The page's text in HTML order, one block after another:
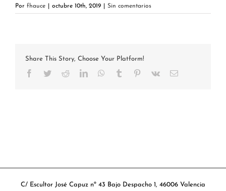
Por fhauce octubre 10th, 2019 Sin comentarios
Share This Story, Choose Your Platform!
Facebook
TwitterRedditLinkedInWhatsApp
Tumblr Pinterest
Vk
Correo
C/ Escultor José Capuz nº 43 Bajo Despacho 1, 46006 Valencia